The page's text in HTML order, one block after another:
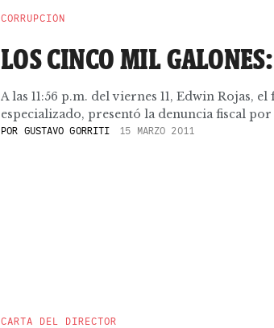
CORRUPCIÓN
LOS CINCO MIL
A las 11:56 p.m. del viernes 11, Edwin Rojas,
especializado, presentó la denuncia fiscal por
POR GUSTAVO GORRITI 15 MARZO 2011
CARTA DEL DIRECTOR